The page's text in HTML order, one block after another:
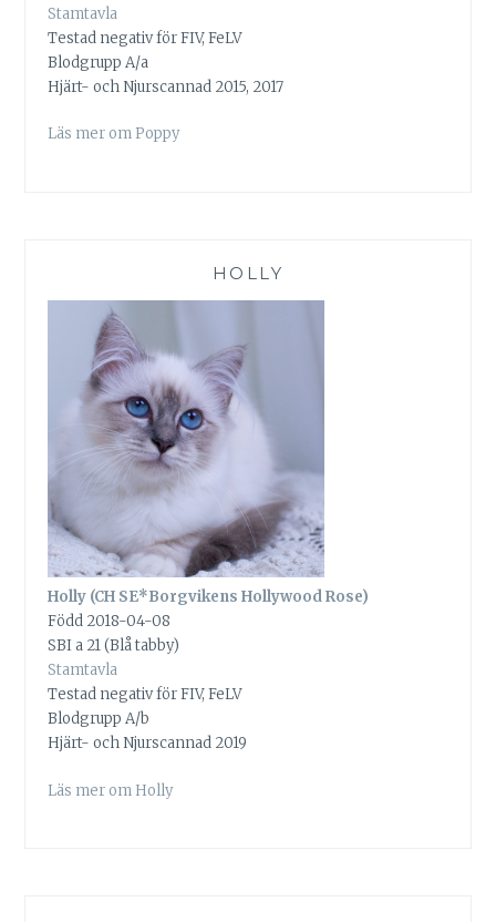
Stamtavla
Testad negativ för FIV, FeLV
Blodgrupp A/a
Hjärt- och Njurscannad 2015, 2017
Läs mer om Poppy
HOLLY
Holly (CH SE*Borgvikens Hollywood Rose)
Född 2018-04-08
SBI a 21 (Blå tabby)
Stamtavla
Testad negativ för FIV, FeLV
Blodgrupp A/b
Hjärt- och Njurscannad 2019
Läs mer om Holly